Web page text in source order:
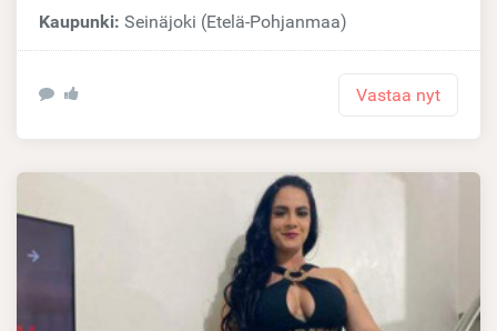
Kaupunki: Seinäjoki (Etelä-Pohjanmaa)
Vastaa nyt